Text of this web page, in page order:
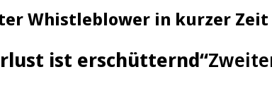
Whistleblower in kurzer
ist erschütternd“